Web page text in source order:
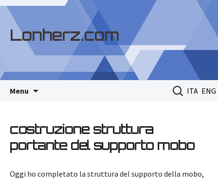
Lonherz.com
Menu ITA ENG
Ricerca
per:
costruzione struttura
portante del supporto mobo
Oggi ho completato la struttura del supporto della mobo,